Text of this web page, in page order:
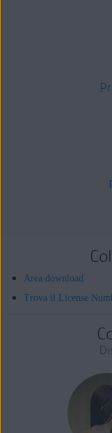
Area download
Trova il License